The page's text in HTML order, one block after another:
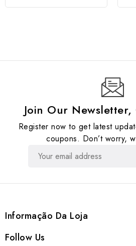
Join Our
Register now to get latest
coupons. Don’t worry,
Informação Da Loja
Follow Us